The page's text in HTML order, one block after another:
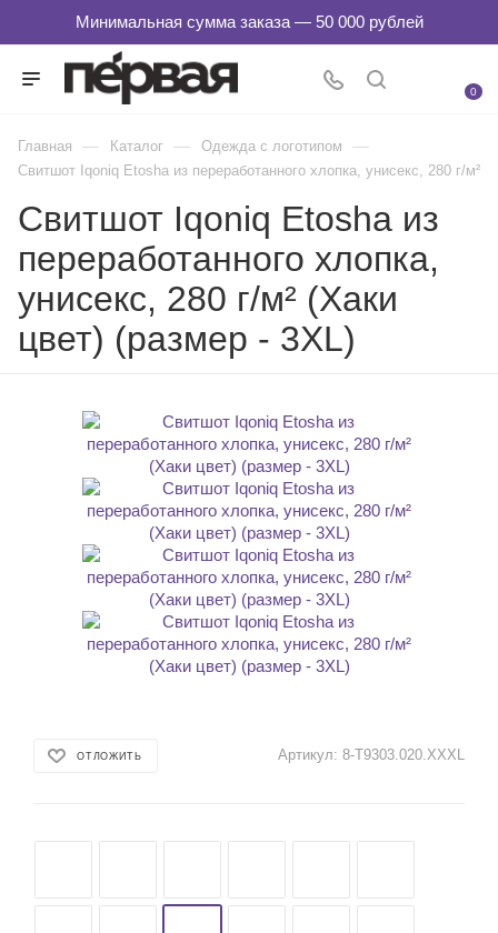
0
Главная — Каталог — Одежда с логотипом —
Свитшот Iqoniq Etosha из переработанного хлопка, унисекс, 280 г/м²
Свитшот Iqoniq Etosha из
переработанного хлопка,
унисекс, 280 г/м² (Хаки
цвет) (размер - 3XL)
ОТЛОЖИТЬ Артикул: 8-T9303.020.XXXL